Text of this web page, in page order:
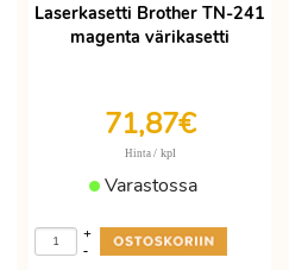
Laserkasetti Brother TN-241
magenta värikasetti
71,87€
Hinta / kpl
Varastossa
-
+